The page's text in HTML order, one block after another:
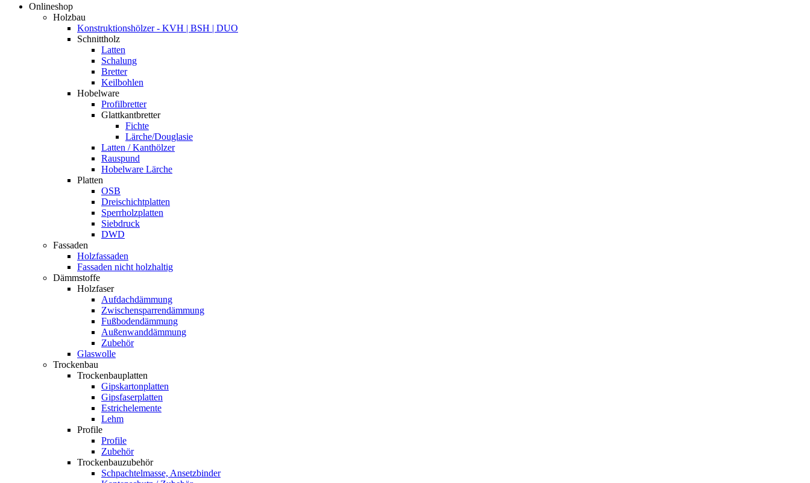
Onlineshop
Holzbau
Konstruktionshölzer - KVH | BSH | DUO
Schnittholz
Latten
Schalung
Bretter
Keilbohlen
Hobelware
Profilbretter
Glattkantbretter
Fichte
Lärche/Douglasie
Latten / Kanthölzer
Rauspund
Hobelware Lärche
Platten
OSB
Dreischichtplatten
Sperrholzplatten
Siebdruck
DWD
Fassaden
Holzfassaden
Fassaden nicht holzhaltig
Dämmstoffe
Holzfaser
Aufdachdämmung
Zwischensparrendämmung
Fußbodendämmung
Außenwanddämmung
Zubehör
Glaswolle
Trockenbau
Trockenbauplatten
Gipskartonplatten
Gipsfaserplatten
Estrichelemente
Lehm
Profile
Profile
Zubehör
Trockenbauzubehör
Schpachtelmasse, Ansetzbinder